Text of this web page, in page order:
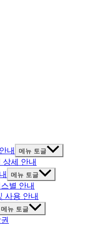
내 메뉴 토글
상세 안내
메뉴 토글
별 안내
사용 안내
메뉴 토글